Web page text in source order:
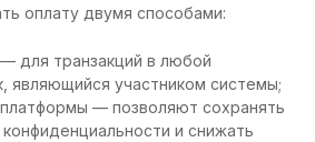
оплату двумя способами:
для транзакций в любой
являющийся участником системы;
— позволяют сохранять
и снижать